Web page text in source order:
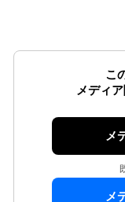
こ
メディ
メ
メ